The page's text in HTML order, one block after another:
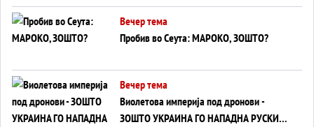
ВНУЦИ ДА ГИ ЗАМЕНАТ
Вечер тема
Пробив во Сеута: МАРОКО, ЗОШТО?
Вечер тема
Виолетова империја под дронови -
ЗОШТО УКРАИНА ГО НАПАДНА РУСКИОТ